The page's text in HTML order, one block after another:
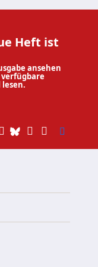
Heft ist
ansehen